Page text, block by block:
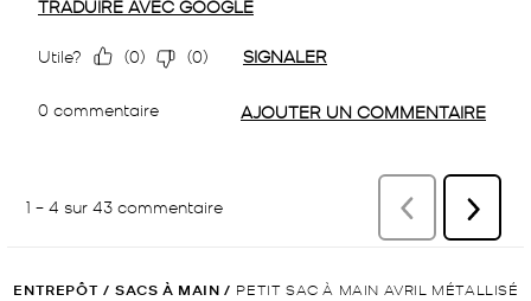
ENTREPÔT / SACS À MAIN / PETIT SAC À MAIN AVRIL MÉTALLISÉ